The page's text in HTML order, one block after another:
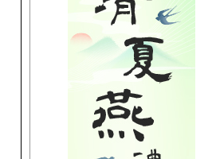
(聯播)HITO西洋排行榜-elsa
【HitFm正在進行】
東STOP！MUSIC
AIR
(聯播)HITO西洋排行榜-elsa